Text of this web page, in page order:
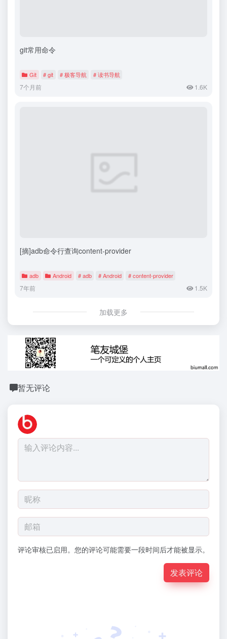
git常用命令
Git # git # 极客导航 # 读书导航
7个月前 1.6K
[摘]adb命令行查询content-provider
adb Android # adb # Android # content-provider
7年前 1.5K
加载更多
暂无评论
评论审核已启用。您的评论可能需要一段时间后才能被显示。
发表评论